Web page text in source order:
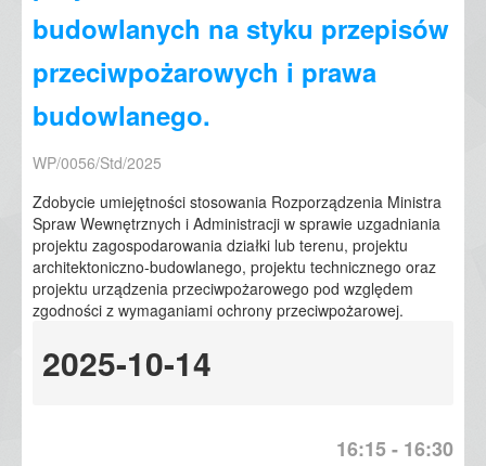
budowlanych na styku przepisów
przeciwpożarowych i prawa
budowlanego.
WP/0056/Std/2025
Zdobycie umiejętności stosowania Rozporządzenia Ministra
Spraw Wewnętrznych i Administracji w sprawie uzgadniania
projektu zagospodarowania działki lub terenu, projektu
architektoniczno-budowlanego, projektu technicznego oraz
projektu urządzenia przeciwpożarowego pod względem
zgodności z wymaganiami ochrony przeciwpożarowej.
2025-10-14
16:15 - 16:30